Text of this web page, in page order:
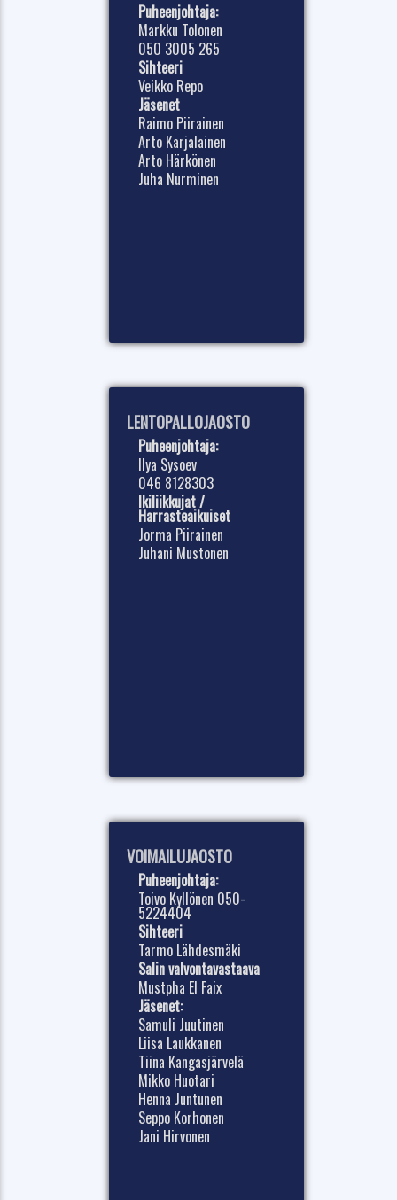
Puheenjohtaja:
Markku Tolonen
050 3005 265
Sihteeri
Veikko Repo
Jäsenet
Raimo Piirainen
Arto Karjalainen
Arto Härkönen
Juha Nurminen
LENTOPALLOJAOSTO
Puheenjohtaja:
Ilya Sysoev
046 8128303
Ikiliikkujat /
Harrasteaikuiset
Jorma Piirainen
Juhani Mustonen
VOIMAILUJAOSTO
Puheenjohtaja:
Toivo Kyllönen 050-
5224404
Sihteeri
Tarmo Lähdesmäki
Salin valvontavastaava
Mustpha El Faix
Jäsenet:
Samuli Juutinen
Liisa Laukkanen
Tiina Kangasjärvelä
Mikko Huotari
Henna Juntunen
Seppo Korhonen
Jani Hirvonen